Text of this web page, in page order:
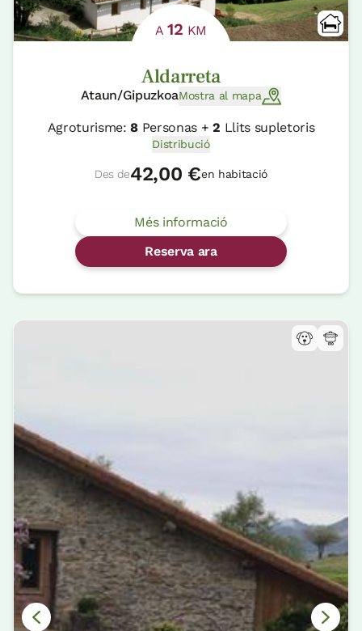
A12 KM
Aldarreta
Ataun/GipuzkoaMostra al mapa
Agroturisme:8 Personas +2 Llits supletoris
Distribució
Des de42,00 €en habitació
Més informació
Reserva ara